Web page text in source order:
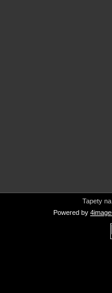
Tapety
Powered by